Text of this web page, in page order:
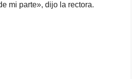
mi parte», dijo la rectora.